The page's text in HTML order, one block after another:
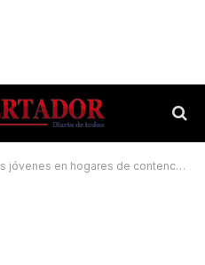
hogares de contención recibieron sus 15 años